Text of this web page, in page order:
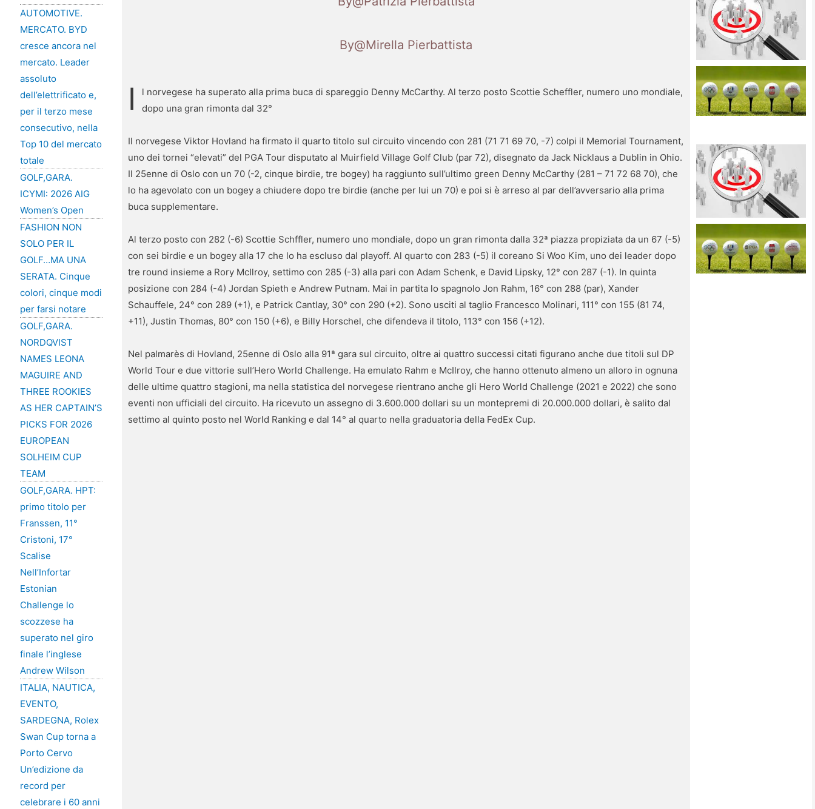
AUTOMOTIVE.
MERCATO. BYD
cresce ancora nel
mercato. Leader
assoluto
dell’elettrificato e,
per il terzo mese
consecutivo, nella
Top 10 del mercato
totale
GOLF,GARA.
ICYMI: 2026 AIG
Women’s Open
FASHION NON
SOLO PER IL
GOLF…MA UNA
SERATA. Cinque
colori, cinque modi
per farsi notare
GOLF,GARA.
NORDQVIST
NAMES LEONA
MAGUIRE AND
THREE ROOKIES
AS HER CAPTAIN’S
PICKS FOR 2026
EUROPEAN
SOLHEIM CUP
TEAM
GOLF,GARA. HPT:
primo titolo per
Franssen, 11°
Cristoni, 17°
Scalise
Nell’Infortar
Estonian
Challenge lo
scozzese ha
superato nel giro
finale l’inglese
Andrew Wilson
ITALIA, NAUTICA,
EVENTO,
SARDEGNA, Rolex
Swan Cup torna a
Porto Cervo
Un’edizione da
record per
celebrare i 60 anni
By@Mirella Pierbattista
I
l norvegese ha superato alla prima buca di spareggio Denny McCarthy. Al terzo posto Scottie Scheffler, numero uno mondiale,
dopo una gran rimonta dal 32°
Il norvegese Viktor Hovland ha firmato il quarto titolo sul circuito vincendo con 281 (71 71 69 70, -7) colpi il Memorial Tournament,
uno dei tornei “elevati” del PGA Tour disputato al Muirfield Village Golf Club (par 72), disegnato da Jack Nicklaus a Dublin in Ohio.
Il 25enne di Oslo con un 70 (-2, cinque birdie, tre bogey) ha raggiunto sull’ultimo green Denny McCarthy (281 – 71 72 68 70), che
lo ha agevolato con un bogey a chiudere dopo tre birdie (anche per lui un 70) e poi si è arreso al par dell’avversario alla prima
buca supplementare.
Al terzo posto con 282 (-6) Scottie Schffler, numero uno mondiale, dopo un gran rimonta dalla 32ª piazza propiziata da un 67 (-5)
con sei birdie e un bogey alla 17 che lo ha escluso dal playoff. Al quarto con 283 (-5) il coreano Si Woo Kim, uno dei leader dopo
tre round insieme a Rory McIlroy, settimo con 285 (-3) alla pari con Adam Schenk, e David Lipsky, 12° con 287 (-1). In quinta
posizione con 284 (-4) Jordan Spieth e Andrew Putnam. Mai in partita lo spagnolo Jon Rahm, 16° con 288 (par), Xander
Schauffele, 24° con 289 (+1), e Patrick Cantlay, 30° con 290 (+2). Sono usciti al taglio Francesco Molinari, 111° con 155 (81 74,
+11), Justin Thomas, 80° con 150 (+6), e Billy Horschel, che difendeva il titolo, 113° con 156 (+12).
Nel palmarès di Hovland, 25enne di Oslo alla 91ª gara sul circuito, oltre ai quattro successi citati figurano anche due titoli sul DP
World Tour e due vittorie sull’Hero World Challenge. Ha emulato Rahm e McIlroy, che hanno ottenuto almeno un alloro in ognuna
delle ultime quattro stagioni, ma nella statistica del norvegese rientrano anche gli Hero World Challenge (2021 e 2022) che sono
eventi non ufficiali del circuito. Ha ricevuto un assegno di 3.600.000 dollari su un montepremi di 20.000.000 dollari, è salito dal
settimo al quinto posto nel World Ranking e dal 14° al quarto nella graduatoria della FedEx Cup.